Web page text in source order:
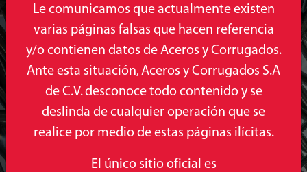
Ponte en
contacto con
nosotros
Queremos saber tu
opinión
Le comunicamos que actualmente existen
varias páginas falsas que hacen referencia
y/o contienen datos de Aceros y Corrugados.
Ante esta situación, Aceros y Corrugados S.A
de C.V. desconoce todo contenido y se
deslinda de cualquier operación que se
realice por medio de estas páginas ilícitas.
El único sitio oficial es